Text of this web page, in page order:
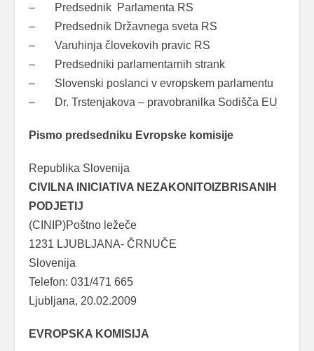
– Predsednik Parlamenta RS
– Predsednik Državnega sveta RS
– Varuhinja človekovih pravic RS
– Predsedniki parlamentarnih strank
– Slovenski poslanci v evropskem parlamentu
– Dr. Trstenjakova – pravobranilka Sodišča EU
Pismo predsedniku Evropske komisije
Republika Slovenija
CIVILNA INICIATIVA NEZAKONITOIZBRISANIH
PODJETIJ
(CINIP)Poštno ležeče
1231 LJUBLJANA- ČRNUČE
Slovenija
Telefon: 031/471 665
Ljubljana, 20.02.2009
EVROPSKA KOMISIJA